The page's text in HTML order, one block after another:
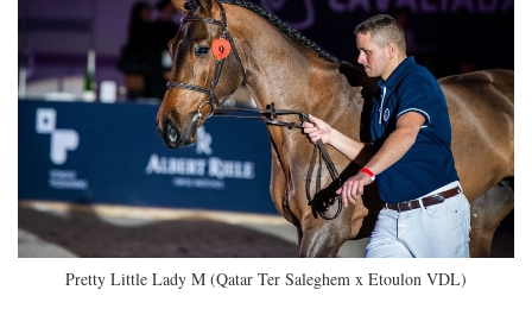
Pretty Little Lady M (Qatar Ter Saleghem x Etoulon VDL)